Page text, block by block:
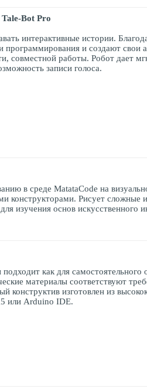
Bot Pro
интерактивные истории.
программирования и создают
совместной работы. Робот дает
записи голоса.
в среде MatataСode на
Рисует сложные
изучения основ искусственного
как для
материалы соответствуют
конструктив изготовлен из
или Arduino IDE.